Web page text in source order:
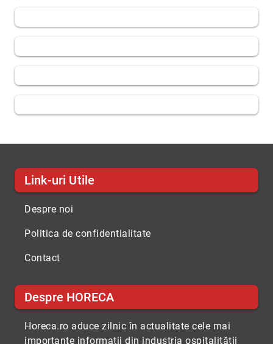
Link-uri Utile
Despre noi
Politica de confidentialitate
Contact
Despre HORECA
Horeca.ro aduce zilnic în actualitate cele mai
importante informaţii din industria ospitalităţii